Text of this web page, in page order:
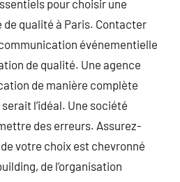
pour choisir une
qualité à Paris. Contacter
événementielle
de qualité. Une agence
de manière complète
l’idéal. Une société
des erreurs. Assurez-
votre choix est chevronné
de l’organisation